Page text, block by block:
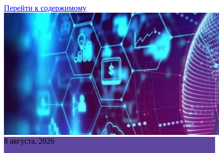
Перейти к содержимому
8 августа, 2026